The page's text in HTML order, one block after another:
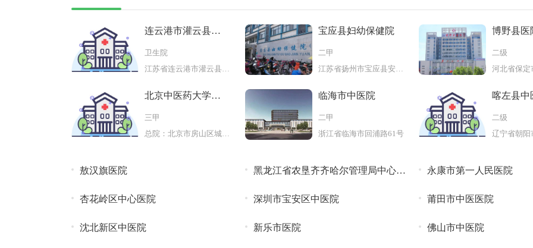
连云港市灌云县下
卫生院
江苏省连云港市灌云县下车镇下车
宝应县妇幼保健院
二甲
江苏省扬州市宝应县安宜东路120
博野县医
二级
北京中医药大学房
三甲
总院：北京市房山区城关南大街151
临海市中医院
二甲
浙江省临海市回浦路61号
喀左县中
二级
敖汉旗医院
黑龙江省农垦齐齐哈尔管理局中心医
永康市第一人民医院
杏花岭区中心医院 深圳市宝安区中医院 莆田市中医医院
沈北新区中医院 新乐市医院 佛山市中医院